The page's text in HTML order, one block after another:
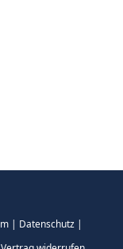
| Datenschutz |